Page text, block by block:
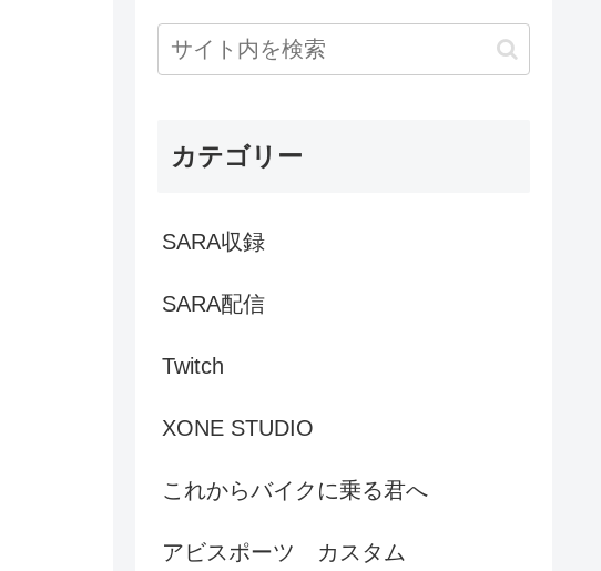
カテゴリー
SARA収録
SARA配信
Twitch
XONE STUDIO
これからバイクに乗る君へ
アビスポーツ カスタム